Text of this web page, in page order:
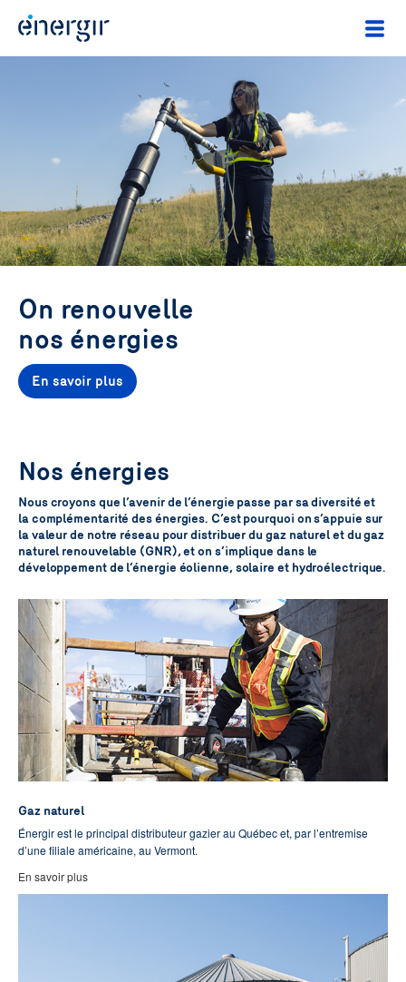
On renouvelle
nos énergies
En savoir plus
Nos énergies
Nous croyons que l’avenir de l’énergie passe par sa diversité et
la complémentarité des énergies. C’est pourquoi on s’appuie sur
la valeur de notre réseau pour distribuer du gaz naturel et du gaz
naturel renouvelable (GNR), et on s’implique dans le
développement de l’énergie éolienne, solaire et hydroélectrique.
Gaz naturel
Énergir est le principal distributeur gazier au Québec et, par l’entremise
d’une filiale américaine, au Vermont.
En savoir plus